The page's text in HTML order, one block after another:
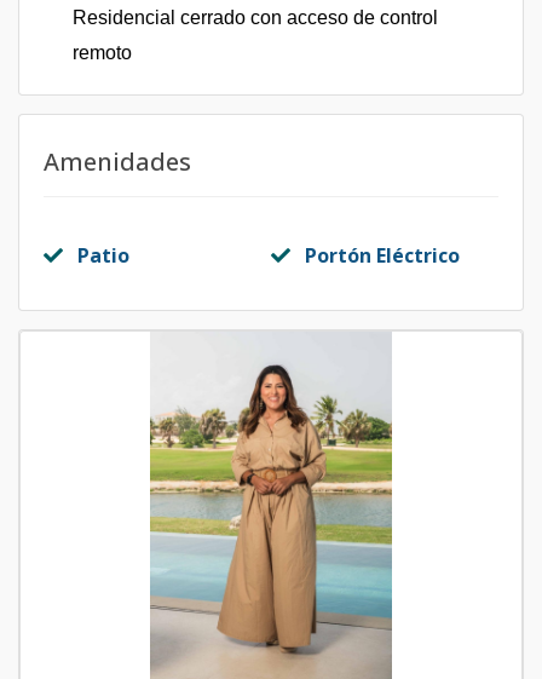
Residencial cerrado con acceso de control
remoto
Amenidades
Patio Portón Eléctrico